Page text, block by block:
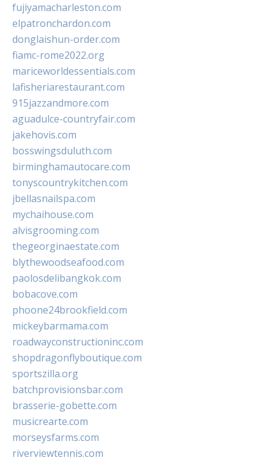
fujiyamacharleston.com
elpatronchardon.com
donglaishun-order.com
fiamc-rome2022.org
mariceworldessentials.com
lafisheriarestaurant.com
915jazzandmore.com
aguadulce-countryfair.com
jakehovis.com
bosswingsduluth.com
birminghamautocare.com
tonyscountrykitchen.com
jbellasnailspa.com
mychaihouse.com
alvisgrooming.com
thegeorginaestate.com
blythewoodseafood.com
paolosdelibangkok.com
bobacove.com
phoone24brookfield.com
mickeybarmama.com
roadwayconstructioninc.com
shopdragonflyboutique.com
sportszilla.org
batchprovisionsbar.com
brasserie-gobette.com
musicrearte.com
morseysfarms.com
riverviewtennis.com